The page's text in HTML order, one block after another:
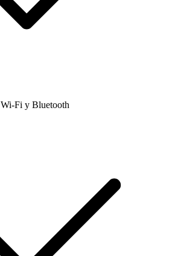
Fi y Bluetooth